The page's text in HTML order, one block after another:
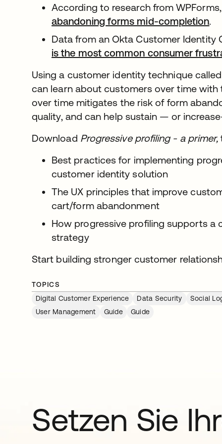
According to research from
abandoning forms mid-completion.
Data from an Okta Customer Identity
is the most common consumer
Using a customer identity technique called
can learn about customers over time
over time mitigates the risk of form
quality, and can help sustain — or
Download Progressive profiling - a primer,
Best practices for implementing
customer identity solution
The UX principles that improve
cart/form abandonment
How progressive profiling supports
strategy
Start building stronger customer
TOPICS
Digital Customer Experience
Data Security Social
User Management
Guide Guide
Setzen Sie